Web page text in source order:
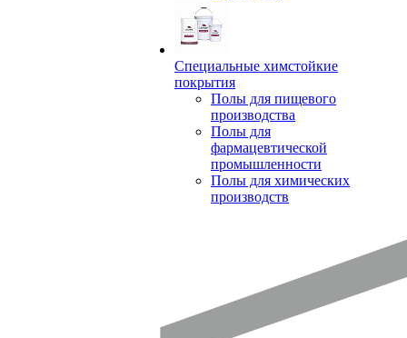
Специальные химстойкие
покрытия
Полы для пищевого
производства
Полы для
фармацевтической
промышленности
Полы для химических
производств